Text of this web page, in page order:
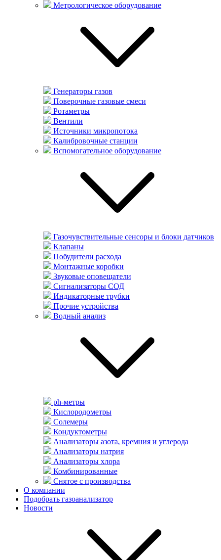
Метрологическое оборудование
Генераторы газов
Поверочные газовые смеси
Ротаметры
Вентили
Источники микропотока
Калибровочные станции
Вспомогательное оборудование
Газочувствительные сенсоры и блоки датчиков
Клапаны
Побудители расхода
Монтажные коробки
Звуковые оповещатели
Сигнализаторы СОД
Индикаторные трубки
Прочие устройства
Водный анализ
ph-метры
Кислородометры
Солемеры
Кондуктометры
Анализаторы азота, кремния и углерода
Анализаторы натрия
Анализаторы хлора
Комбинированные
Снятое с производства
О компании
Подобрать газоанализатор
Новости